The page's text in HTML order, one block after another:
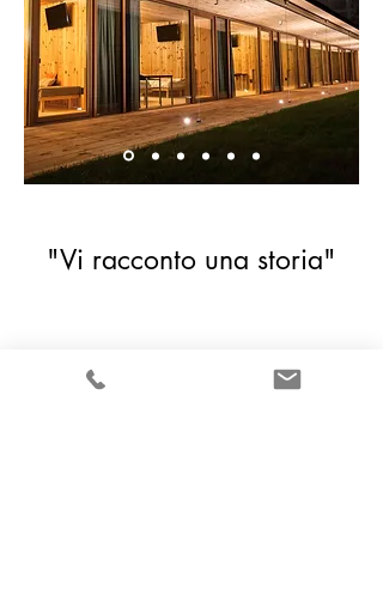
"Vi racconto una storia"